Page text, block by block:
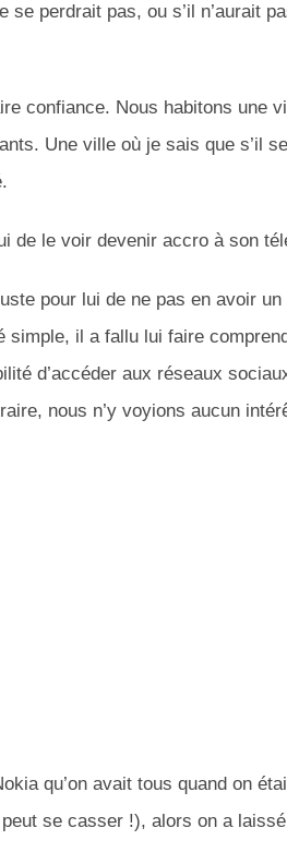
perdrait pas, ou s’il n’aurait
confiance. Nous habitons une
Une ville où je sais que s’il
de le voir devenir accro à son
pour lui de ne pas en avoir
simple, il a fallu lui faire
d’accéder aux réseaux
nous n’y voyions aucun
qu’on avait tous quand on
se casser !), alors on a